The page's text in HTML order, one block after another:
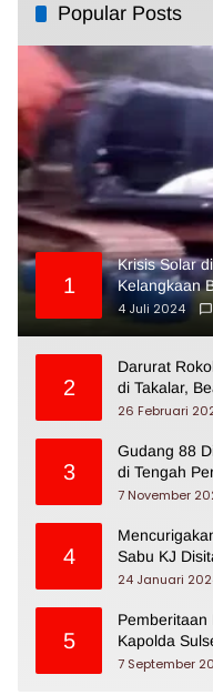
Popular Posts
1
Krisis Solar
Kelangkaan
4 Juli 2024
2
Darurat
di Takalar,
26 Februari
3
Gudang 88
di Tengah
7 November
4
Sabu KJ
24 Januari
5
Pemberitaan
Kapolda
7 September